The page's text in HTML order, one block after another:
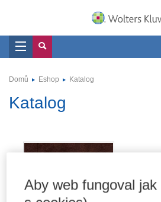
Domů Eshop Katalog
Katalog
Aby web fungoval